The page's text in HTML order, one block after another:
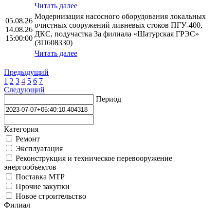
Читать далее
05.08.26
14.08.26
15:00:00
Модернизация насосного оборудования локальных
очистных сооружений ливневых стоков ПГУ-400,
ДКС, подучастка 3а филиала «Шатурская ГРЭС»
(ЗП608330)
Читать далее
Предыдущий
1 2 3 4 5 6 7
Следующий
Период
Категория
Ремонт
Эксплуатация
Реконструкция и техническое перевооружение
энергообъектов
Поставка МТР
Прочие закупки
Новое строительство
Филиал